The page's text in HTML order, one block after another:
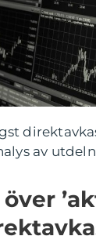
av